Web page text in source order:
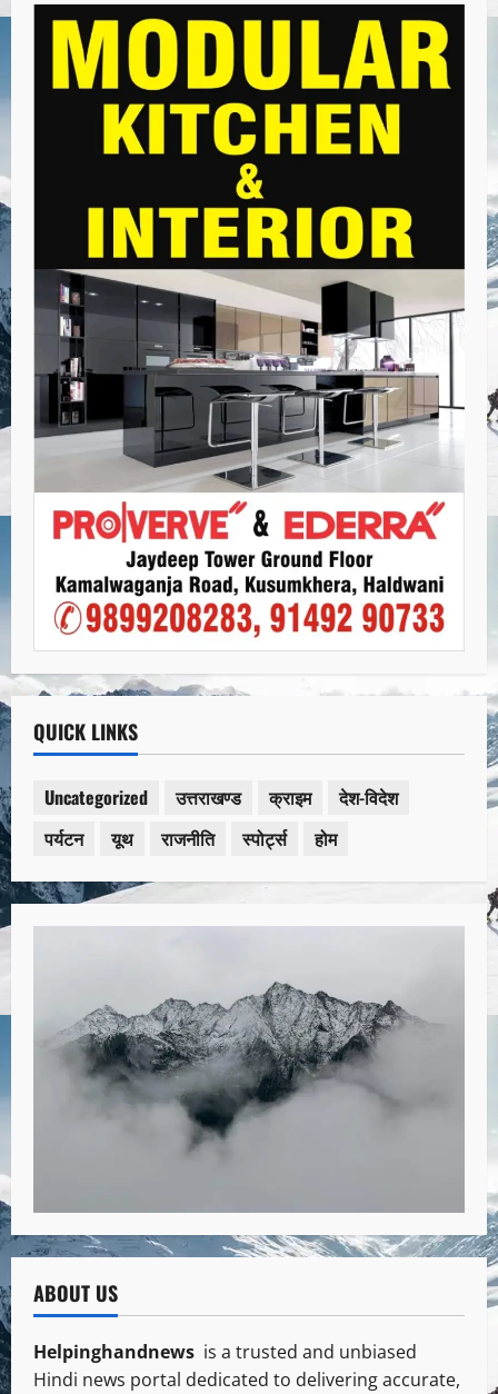
QUICK LINKS
Uncategorized उत्तराखण्ड क्राइम
देश-विदेश
पर्यटन
यूथ राजनीति स्पोर्ट्स होम
ABOUT US
Helpinghandnews is a trusted and unbiased
Hindi news portal dedicated to delivering accurate,